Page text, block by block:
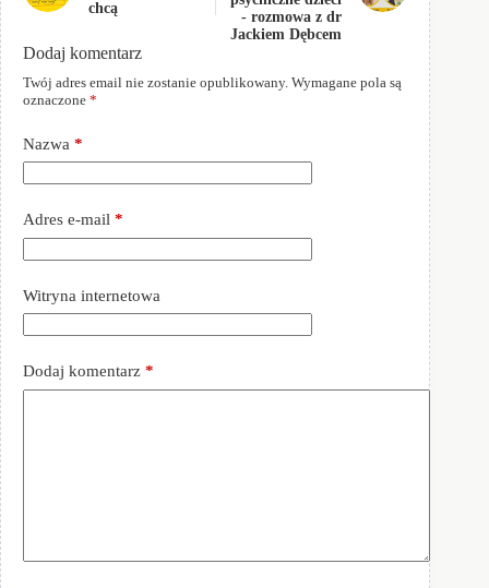
chcą
- rozmowa z dr
Jackiem Dębcem
Dodaj komentarz
Twój adres email nie zostanie opublikowany. Wymagane pola są
oznaczone *
Nazwa *
Adres e-mail *
Witryna internetowa
Dodaj komentarz *